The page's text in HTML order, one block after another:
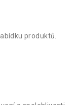
produktů.